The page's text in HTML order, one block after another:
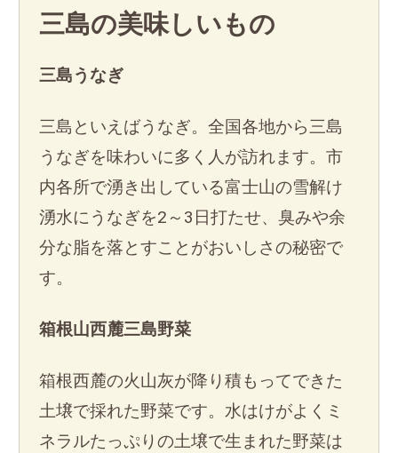
三島の美味しいもの
三島うなぎ
三島といえばうなぎ。全国各地から三島
うなぎを味わいに多く人が訪れます。市
内各所で湧き出している富士山の雪解け
湧水にうなぎを2～3日打たせ、臭みや余
分な脂を落とすことがおいしさの秘密で
す。
箱根山西麓三島野菜
箱根西麓の火山灰が降り積もってできた
土壌で採れた野菜です。水はけがよくミ
ネラルたっぷりの土壌で生まれた野菜は